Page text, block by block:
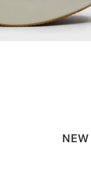
NEW